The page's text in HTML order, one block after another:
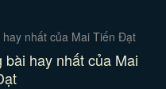
hay nhất của Mai